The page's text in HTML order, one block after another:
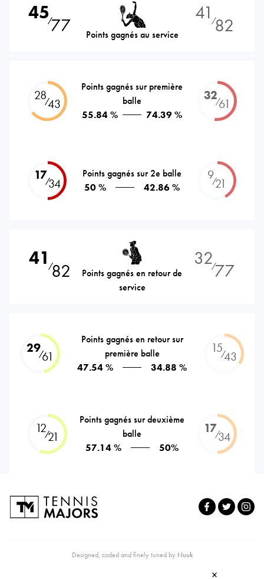
45⁄77 Points gagnés au service
41 ⁄82
28⁄43
Points gagnés sur première
balle
55.84 %
74.39 %
32⁄61
17⁄34
Points gagnés sur 2e balle
50 %
42.86 %
9⁄21
41 ⁄82
Points gagnés en retour de
service
32⁄77
29⁄61
Points gagnés en retour sur
première balle
47.54 %
34.88 %
15⁄43
12⁄21
Points gagnés sur deuxième
balle
57.14 %
50%
17⁄34
Designed, coded and finely tuned by Nuuk
×